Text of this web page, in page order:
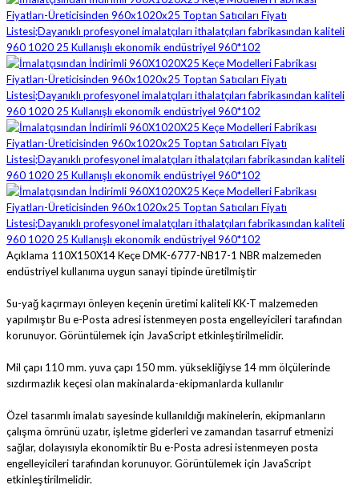
Açıklama 110X150X14 Keçe DMK-6777-NB17-1 NBR malzemeden
endüstriyel kullanıma uygun sanayi tipinde üretilmiştir
Su-yağ kaçırmayı önleyen keçenin üretimi kaliteli KK-T malzemeden
yapılmıştırBu e-Posta adresi istenmeyen posta engelleyicileri tarafından
korunuyor. Görüntülemek için JavaScript etkinleştirilmelidir.
Mil çapı 110 mm. yuva çapı 150 mm. yüksekliğiyse 14 mm ölçülerinde
sızdırmazlık keçesi olan makinalarda-ekipmanlarda kullanılır
Özel tasarımlı imalatı sayesinde kullanıldığı makinelerin, ekipmanların
çalışma ömrünü uzatır, işletme giderleri ve zamandan tasarruf etmenizi
sağlar, dolayısıyla ekonomiktirBu e-Posta adresi istenmeyen posta
engelleyicileri tarafından korunuyor. Görüntülemek için JavaScript
etkinleştirilmelidir.